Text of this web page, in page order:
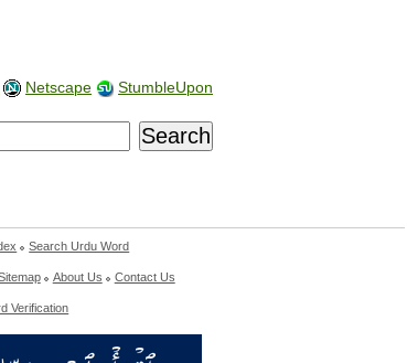
Netscape StumbleUpon
Search Urdu Word
About Us Contact Us
Verification